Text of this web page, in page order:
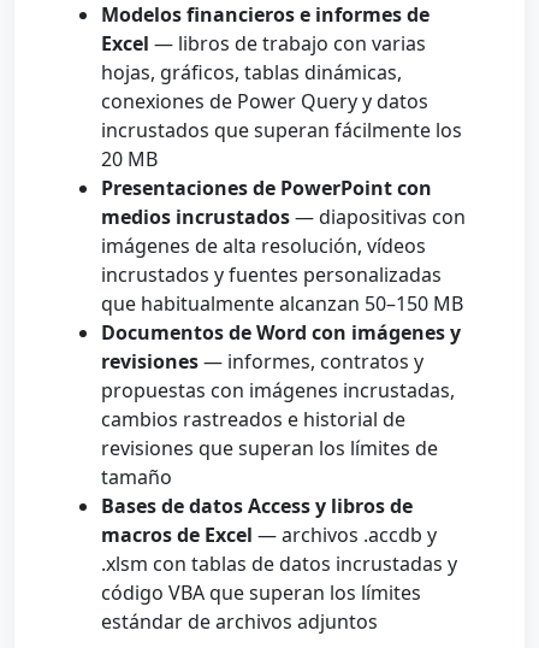
Modelos financieros e informes de
Excel — libros de trabajo con varias
hojas, gráficos, tablas dinámicas,
conexiones de Power Query y datos
incrustados que superan fácilmente los
20 MB
Presentaciones de PowerPoint con
medios incrustados— diapositivas con
imágenes de alta resolución, vídeos
incrustados y fuentes personalizadas
que habitualmente alcanzan 50–150 MB
Documentos de Word con imágenes y
revisiones— informes, contratos y
propuestas con imágenes incrustadas,
cambios rastreados e historial de
revisiones que superan los límites de
tamaño
Bases de datos Access y libros de
macros de Excel — archivos .accdb y
.xlsm con tablas de datos incrustadas y
código VBA que superan los límites
estándar de archivos adjuntos